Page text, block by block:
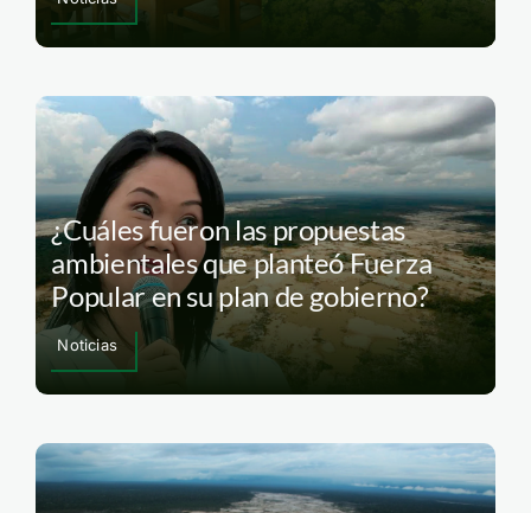
¿Cuáles fueron las propuestas
ambientales que planteó Fuerza
Popular en su plan de gobierno?
Noticias